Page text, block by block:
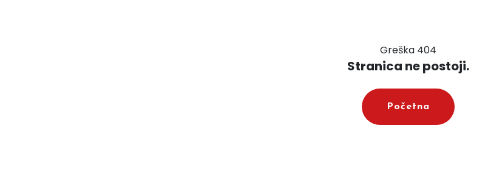
Greška 404
Stranica ne postoji.
Početna